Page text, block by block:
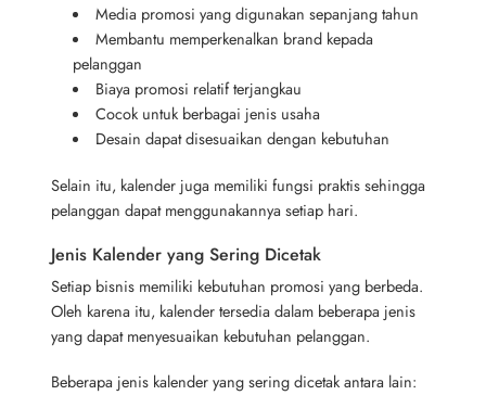
Media promosi yang digunakan sepanjang tahun
Membantu memperkenalkan brand kepada
pelanggan
Biaya promosi relatif terjangkau
Cocok untuk berbagai jenis usaha
Desain dapat disesuaikan dengan kebutuhan
Selain itu, kalender juga memiliki fungsi praktis sehingga
pelanggan dapat menggunakannya setiap hari.
Jenis Kalender yang Sering Dicetak
Setiap bisnis memiliki kebutuhan promosi yang berbeda.
Oleh karena itu, kalender tersedia dalam beberapa jenis
yang dapat menyesuaikan kebutuhan pelanggan.
Beberapa jenis kalender yang sering dicetak antara lain: